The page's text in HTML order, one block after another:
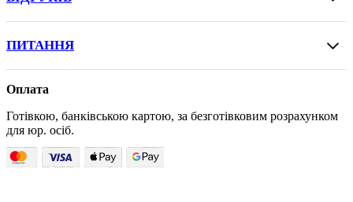
ПИТАННЯ
Оплата
Готівкою, банківською картою, за безготівковим розрахунком
для юр. осіб.